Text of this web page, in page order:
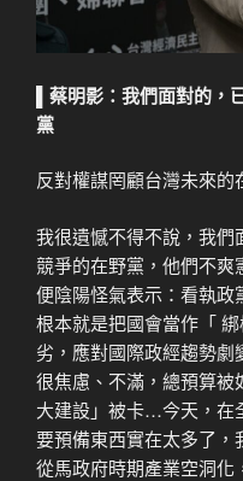
▌ 蔡明影： 我們面對的，
黨
反對權謀罔顧台灣未來的
我很遺憾不得不說，我們
競爭的在野黨，他們不爽
便陰陽怪氣表示：看執
根本就是把國會當作「
劣，應對國際政經趨勢
很焦慮、不滿，總預算
大建設」被卡…今天，在
要預備東西實在太多了，
從馬政府時期產業空洞